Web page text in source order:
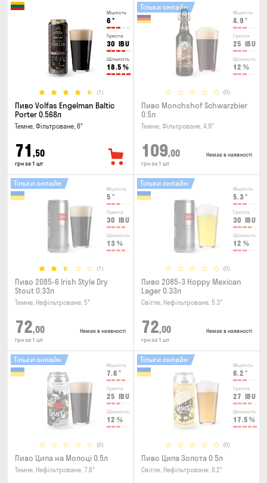
Міцність
6 °
Гіркота
30 IBU
Щільність
18.5 %
(1)
Пиво Volfas Engelman Baltic
Porter 0.568л
Темне, Фільтроване, 6°
71 ,50
грн за 1 шт
Міцність
4.9 °
Гіркота
25 IBU
Щільність
12 %
(0)
Тільки онлайн
Пиво Monchshof Schwarzbier
0.5л
Темне, Фільтроване, 4.9°
109,00
грн за 1 шт
Немає в наявності
Міцність
5 °
Гіркота
30 IBU
Щільність
13 %
(1)
Тільки онлайн
Пиво 2085-6 Irish Style Dry
Stout 0.33л
Темне, Нефільтроване, 5°
72,00
грн за 1 шт
Немає в наявності
Міцність
5.3 °
Гіркота
30 IBU
Щільність
12 %
(0)
Тільки онлайн
Пиво 2085-3 Hoppy Mexican
Lager 0.33л
Світле, Нефільтроване, 5.3°
72,00
грн за 1 шт
Немає в наявності
Міцність
7.6 °
Гіркота
25 IBU
Щільність
12 %
(0)
Тільки онлайн
Пиво Ципа на Молоці 0.5л
Темне, Нефільтроване, 7.6°
Міцність
6.2 °
Гіркота
27 IBU
Щільність
17.5 %
(0)
Тільки онлайн
Пиво Ципа Золота 0.5л
Світле, Нефільтроване, 6.2°